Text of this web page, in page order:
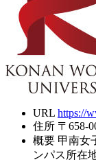
URL https://
住所 〒658-
概要 甲南女
ンパス所在